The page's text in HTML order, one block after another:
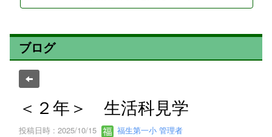
ブログ
＜２年＞ 生活科見学
投稿日時 : 2025/10/15 福生第一小 管理者